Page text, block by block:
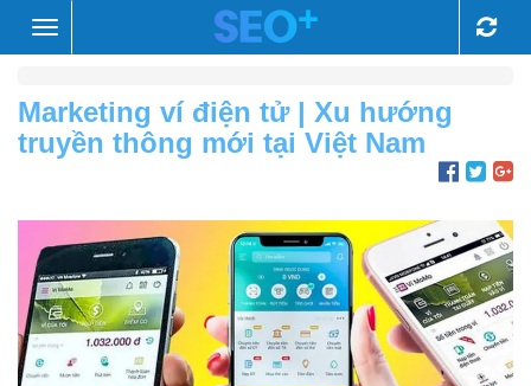
navigation
Marketing ví điện tử | Xu hướng
truyền thông mới tại Việt Nam